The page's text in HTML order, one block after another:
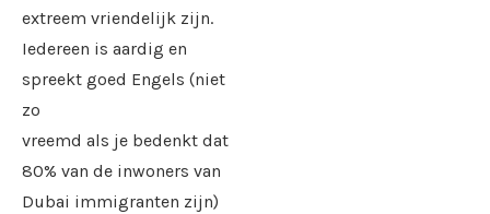
extreem vriendelijk zijn.
Iedereen is aardig en
spreekt goed Engels (niet
zo
vreemd als je bedenkt dat
80% van de inwoners van
Dubai immigranten zijn)